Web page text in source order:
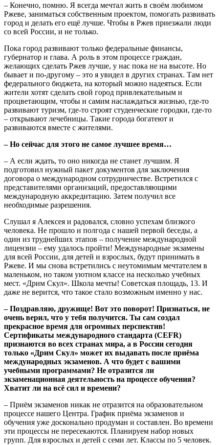
– Конечно, помню. Я всегда мечтал жить в своём любимом
Ржеве, заниматься собственным проектом, помогать развивать
город и делать его ещё лучше. Чтобы в Ржев приезжали люди
со всей России, и не только.
Пока город развивают только федеральные финансы,
губернатор и глава. А роль в этом процессе граждан,
желающих сделать Ржев лучше, у нас пока не на высоте. Но
бывает и по-другому – это я увидел в других странах. Там нет
федерального бюджета, на который можно надеяться. Если
жители хотят сделать свой город привлекательным и
процветающим, чтобы и самим наслаждаться жизнью, где-то
развивают туризм, где-то строят студенческие городки, где-то
– открывают лечебницы. Такие города богатеют и
развиваются вместе с жителями.
– Но сейчас для этого не самое лучшее время…
– А если ждать, то оно никогда не станет лучшим. Я
подготовил нужный пакет документов для заключения
договора о международном сотрудничестве. Встретился с
представителями организаций, предоставляющими
международную аккредитацию. Затем получил все
необходимые разрешения.
Слушал я Алексея и радовался, словно успехам близкого
человека. Не прошло и полгода с нашей первой беседы, а
один из труднейших этапов – получение международной
лицензии – ему удалось пройти! Международные экзамены
для всей России, для детей и взрослых, будут принимать в
Ржеве. И мы снова встретились с неутомимым мечтателем в
маленьком, но таком уютном классе на несколько учебных
мест. «Дрим Скул». Школа мечты! Советская площадь, 13. И
даже не верится, что такое стало возможным именно у нас.
– Поздравляю, дружище! Вот это поворот! Признаться, не
очень верил, что у тебя получится. Ты сам создал
прекрасное время для огромных перспектив!
Сертификаты международного стандарта (CEFR)
признаются во всех странах мира, а в России сегодня
только «Дрим Скул» может их выдавать после приёма
международных экзаменов. А что будет с вашими
учебными программами? Не отразится ли
экзаменационная деятельность на процессе обучения?
Хватит ли на всё сил и времени?
– Приём экзаменов никак не отразится на образовательном
процессе нашего Центра. График приёма экзаменов и
обучения уже досконально продуман и составлен. Во времени
эти процессы не пересекаются. Планируем набор новых
групп. Для взрослых и детей с семи лет. Классы по 5 человек.